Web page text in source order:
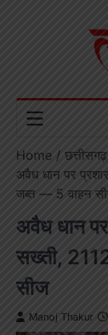
Home
अवैध धान पर
जब्त — 5 वाहन
अवैध धान
सख्ती,
सीज
Manoj Thakur